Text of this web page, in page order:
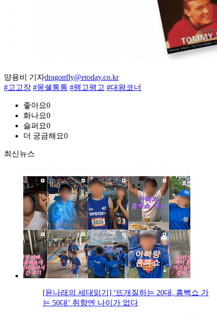
양용비 기자dragonfly@etoday.co.kr
#고고장 #몽쉘통통 #팽고팽고 #대왕코너
좋아요0
화나요0
슬퍼요0
더 궁금해요0
최신뉴스
[윤나래의 세대읽기] ‘뜨개질하는 20대, 흠뻑쇼 가
는 50대’ 취향엔 나이가 없다